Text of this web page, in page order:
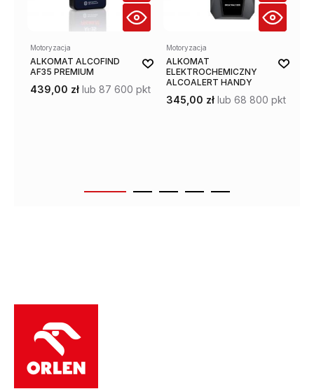
Motoryzacja
ALKOMAT ALCOFIND
AF35 PREMIUM
439,00 zł lub 87 600 pkt
Motoryzacja
ALKOMAT
ELEKTROCHEMICZNY
ALCOALERT HANDY
345,00 zł lub 68 800 pkt